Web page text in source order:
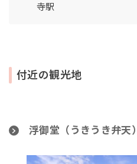
寺駅
付近の観光地
浮御堂（うきうき弁天）